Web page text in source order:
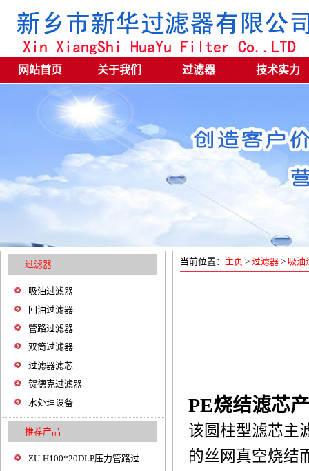
网站首页 关于我们 过滤器 技术实力
过滤器
吸油过滤器
回油过滤器
管路过滤器
双筒过滤器
过滤器滤芯
贺德克过滤器
水处理设备
推荐产品
ZU-H100*20DLP压力管路过
当前位置： 主页 > 过滤器 > 吸油
PE烧结滤芯
该圆柱型滤芯主
的丝网真空烧结